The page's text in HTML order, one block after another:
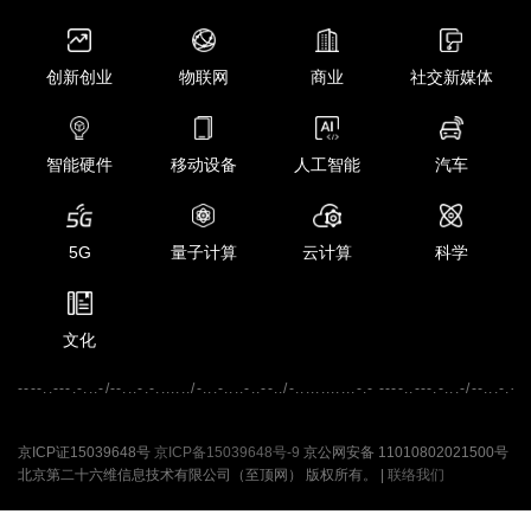
创新创业 物联网 商业 社交新媒体
智能硬件 移动设备 人工智能 汽车
5G 量子计算 云计算 科学
文化
----..---.-...-/--...-.-......./-...-....-..--../-............-.- ----..---.-...-/--...-.-
京ICP证15039648号 京ICP备15039648号-9 京公网安备 11010802021500号
北京第二十六维信息技术有限公司（至顶网） 版权所有。 | 联络我们